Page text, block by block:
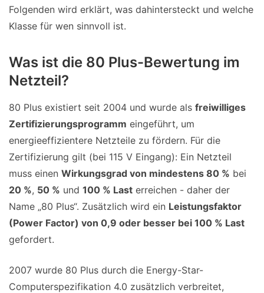
Folgenden wird erklärt, was dahintersteckt und welche
Klasse für wen sinnvoll ist.
Was ist die 80 Plus-Bewertung im
Netzteil?
80 Plus existiert seit 2004 und wurde als freiwilliges
Zertifizierungsprogramm eingeführt, um
energieeffizientere Netzteile zu fördern. Für die
Zertifizierung gilt (bei 115 V Eingang): Ein Netzteil
muss einen Wirkungsgrad von mindestens 80 % bei
20 %, 50 % und 100 % Last erreichen - daher der
Name „80 Plus“. Zusätzlich wird ein Leistungsfaktor
(Power Factor) von 0,9 oder besser bei 100 % Last
gefordert.
2007 wurde 80 Plus durch die Energy-Star-
Computerspezifikation 4.0 zusätzlich verbreitet,